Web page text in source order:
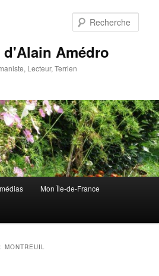
Amédro
Lecteur, Terrien
Mon Île-de-France
:MONTREUIL